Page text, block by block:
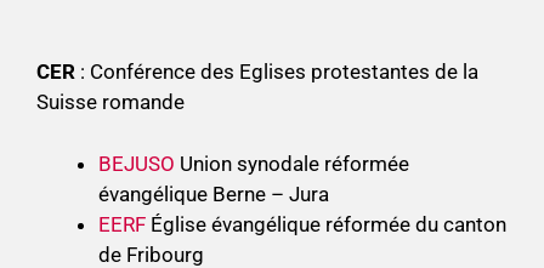
CER : Conférence des Eglises protestantes de la
Suisse romande
BEJUSO Union synodale réformée
évangélique Berne – Jura
EERF Église évangélique réformée du canton
de Fribourg